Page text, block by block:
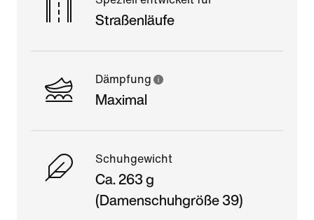
Straßenläufe
Dämpfung
Maximal
Schuhgewicht
Ca. 263 g
(Damenschuhgröße 39)